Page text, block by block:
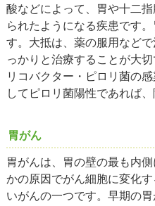
酸などによって、胃や十二
られたようになる疾患です
す。大抵は、薬の服用など
っかりと治療することが大
リコバクター・ピロリ菌の
してピロリ菌陽性であれば、
胃がん
胃がんは、胃の壁の最も内
かの原因でがん細胞に変化
いがんの一つです。早期の